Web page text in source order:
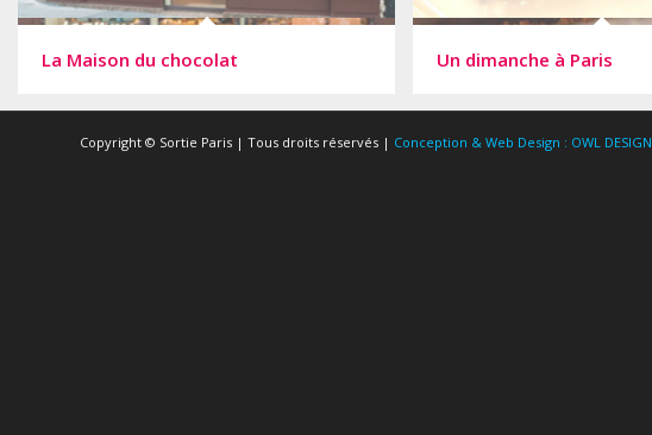
La Maison du chocolat Un dimanche à Paris
Copyright © Sortie Paris | Tous droits réservés | Conception & Web Design : OWL DESIGN